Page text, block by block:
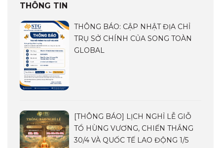
THÔNG TIN
THÔNG BÁO: CẬP NHẬT ĐỊA CHỈ
TRỤ SỞ CHÍNH CỦA SONG TOÀN
GLOBAL
[THÔNG BÁO] LỊCH NGHỈ LỄ GIỖ
TỔ HÙNG VƯƠNG, CHIẾN THẮNG
30/4 VÀ QUỐC TẾ LAO ĐỘNG 1/5